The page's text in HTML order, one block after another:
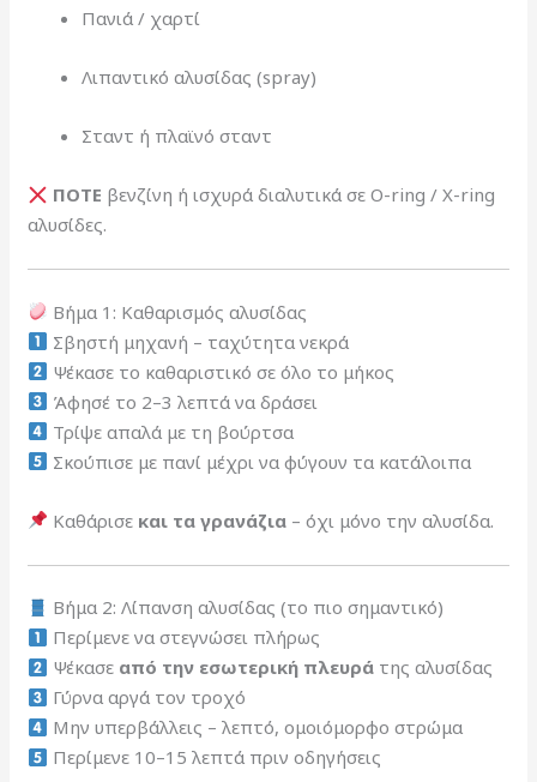
Πανιά / χαρτί
Λιπαντικό αλυσίδας (spray)
Σταντ ή πλαϊνό σταντ
ΠΟΤΕ βενζίνη ή ισχυρά διαλυτικά σε O-ring / X-ring
αλυσίδες.
Βήμα 1: Καθαρισμός αλυσίδας
Σβηστή μηχανή – ταχύτητα νεκρά
Ψέκασε το καθαριστικό σε όλο το μήκος
Άφησέ το 2–3 λεπτά να δράσει
Τρίψε απαλά με τη βούρτσα
Σκούπισε με πανί μέχρι να φύγουν τα κατάλοιπα
Καθάρισε και τα γρανάζια – όχι μόνο την αλυσίδα.
Βήμα 2: Λίπανση αλυσίδας (το πιο σημαντικό)
Περίμενε να στεγνώσει πλήρως
Ψέκασε από την εσωτερική πλευρά της αλυσίδας
Γύρνα αργά τον τροχό
Μην υπερβάλλεις – λεπτό, ομοιόμορφο στρώμα
Περίμενε 10–15 λεπτά πριν οδηγήσεις